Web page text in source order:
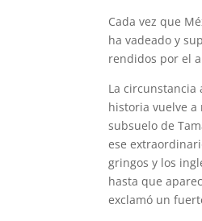
Cada vez que
ha vadeado y
rendidos por el
La circunstancia
historia vuelve
subsuelo de
ese
gringos y los
hasta que
exclamó un